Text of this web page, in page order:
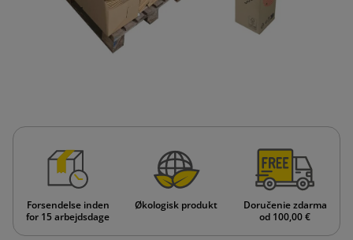
Forsendelse inden
for 15 arbejdsdage
Økologisk produkt
Doručenie zdarma
od 100,00 €